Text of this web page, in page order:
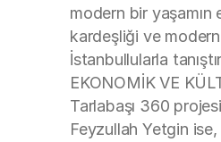
modern bir
kardeşliği ve
İstanbullularla
EKONOMİK VE
Tarlabaşı 360
Feyzullah Yetgin